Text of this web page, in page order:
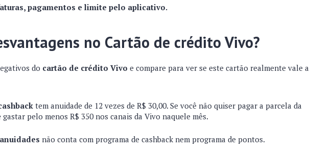
pagamentos e limite pelo aplicativo.
no Cartão de crédito Vivo?
do cartão de crédito Vivo e compare para ver se este cartão realmente vale a
tem anuidade de 12 vezes de R$ 30,00. Se você não quiser pagar a parcela da
gastar pelo menos R$ 350 nos canais da Vivo naquele mês.
não conta com programa de cashback nem programa de pontos.